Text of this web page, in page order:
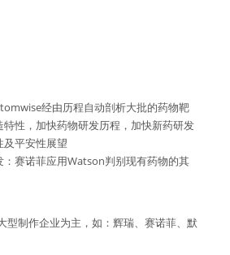
经由历程自动剖析大批的药物靶
性，加快药物研发历程，加快新药研发
及平安性展望
赛诺菲应用Watson判别现有药物的其
型制作企业为主，如：辉瑞、赛诺菲、默